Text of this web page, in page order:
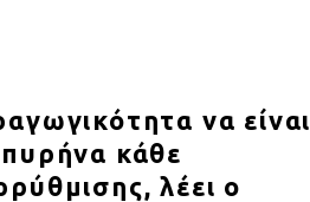
να είναι
κάθε
λέει ο